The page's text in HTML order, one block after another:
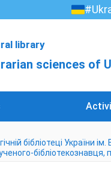
library
sciences of
бібліотеці України
бібліотекознавця,